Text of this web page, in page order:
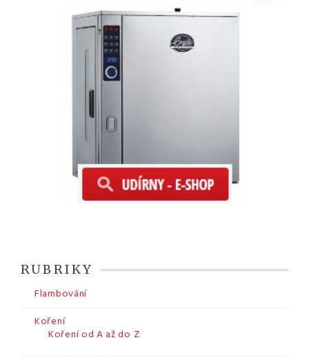
RUBRIKY
Flambování
Koření
Koření od A až do Z